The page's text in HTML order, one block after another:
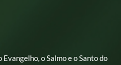
o Salmo e o Santo do